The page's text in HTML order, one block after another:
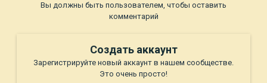
Вы должны быть пользователем, чтобы оставить
комментарий
Создать аккаунт
Зарегистрируйте новый аккаунт в нашем сообществе.
Это очень просто!